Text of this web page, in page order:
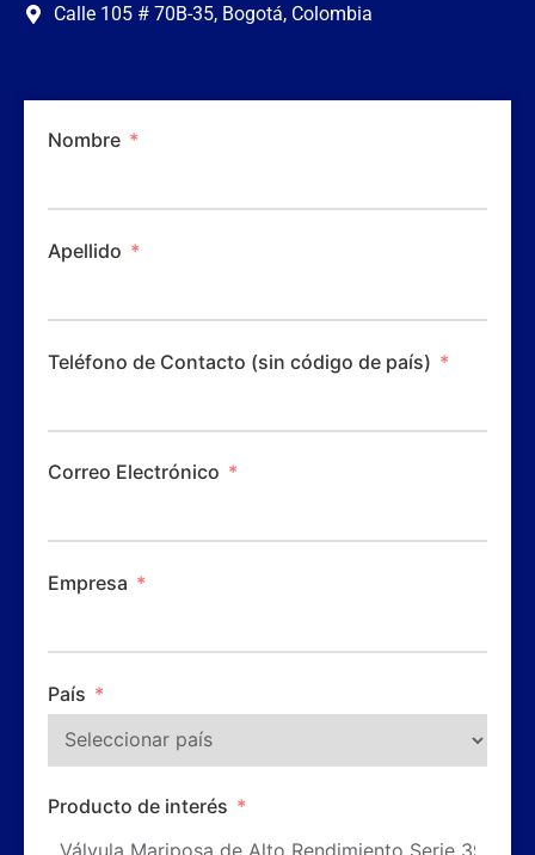
Calle 105 # 70B-35, Bogotá, Colombia
Nombre
Apellido
Teléfono de Contacto (sin código de país)
Correo Electrónico
Empresa
País
Producto de interés